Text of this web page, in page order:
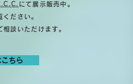
にて展示販売中。
ださい。
談いただけます。
ちら